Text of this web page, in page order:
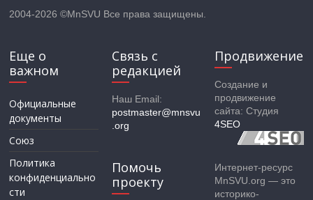
2004-2026 ©MnSVU Все права защищены.
Еще о
важном
Официальные
документы
Союз
Политика
конфиденциально
сти
Связь с
редакцией
Наш Email:
postmaster@mnsvu
.org
Помочь
проекту
Продвижение
Создание и
продвижение
сайта: Студия
4SEO
Интернет-ресурс
MnSVU.org — это
историко-